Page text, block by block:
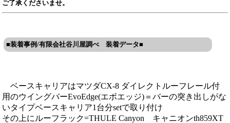
ご了承くださいませ。
■装着事例/有限会社谷川屋調べ 装着データ■
ベースキャリアはマツダCX-8 ダイレクトルーフレール付
用のウイングバーEvoEdge(エボエッジ)＝バーの突き出しがな
いタイプベースキャリア1台分setで取り付け
その上にルーフラック=THULE Canyon キャニオンth859XT